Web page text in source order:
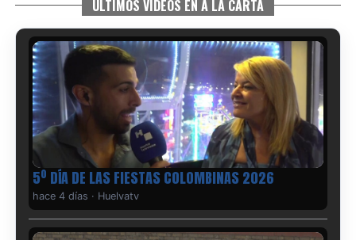
ÚLTIMOS VIDEOS EN A LA CARTA
5º DÍA DE LAS FIESTAS COLOMBINAS 2026
hace 4 días · Huelvatv